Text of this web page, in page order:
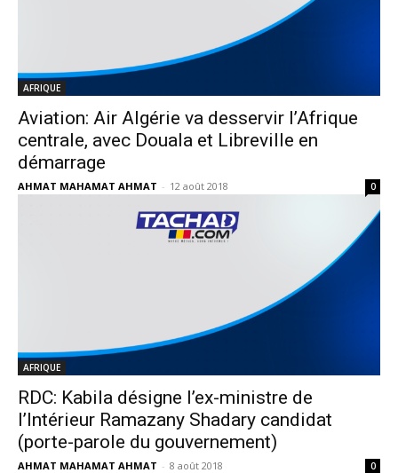
AFRIQUE
Aviation: Air Algérie va desservir l’Afrique
centrale, avec Douala et Libreville en
démarrage ‎
AHMAT MAHAMAT AHMAT - 12 août 2018 0
AFRIQUE
RDC: Kabila désigne l’ex-ministre de
l’Intérieur Ramazany Shadary candidat
(porte-parole du gouvernement)
AHMAT MAHAMAT AHMAT - 8 août 2018 0